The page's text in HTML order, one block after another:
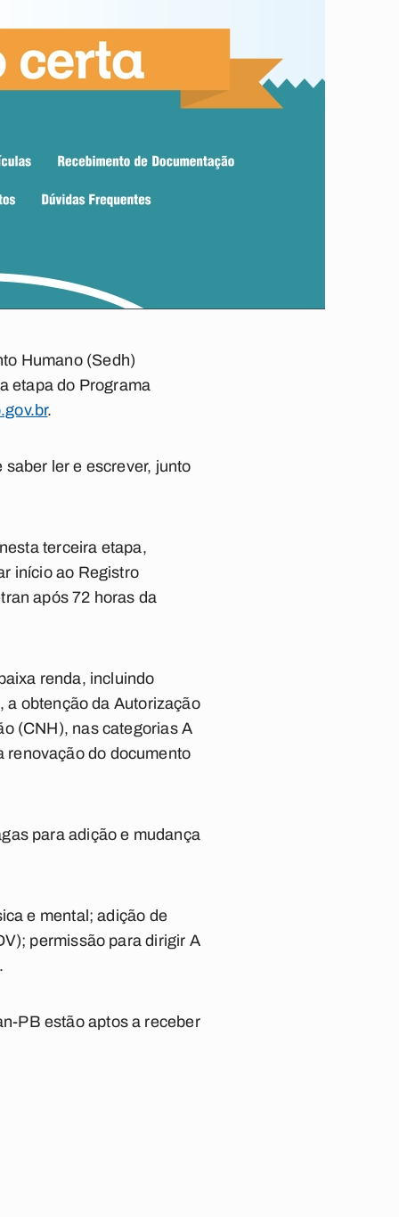
Humano (Sedh)
etapa do Programa
.
ler e escrever, junto
terceira etapa,
início ao Registro
após 72 horas da
renda, incluindo
a obtenção da Autorização
(CNH), nas categorias A
renovação do documento
para adição e mudança
e mental; adição de
permissão para dirigir A
PB estão aptos a receber